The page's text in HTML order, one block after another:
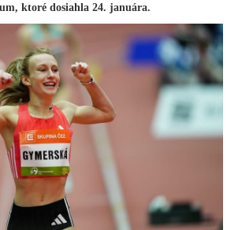
ktoré dosiahla 24. januára.